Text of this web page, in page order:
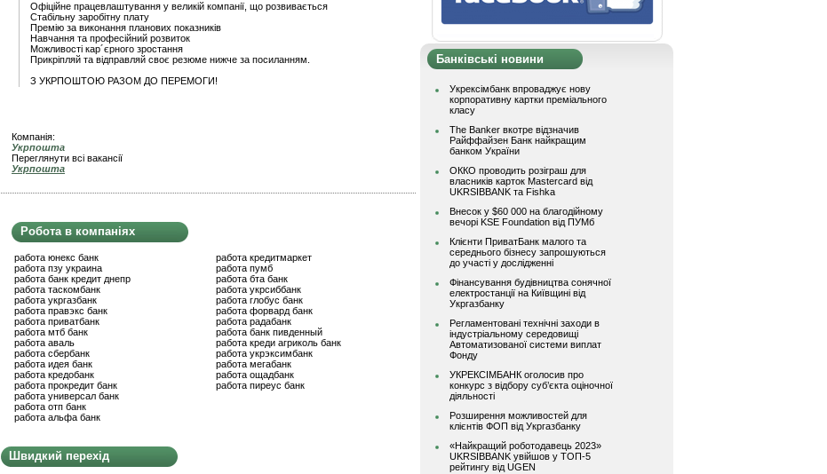
Офіційне працевлаштування у великій компанії, що розвивається
Стабільну заробітну плату
Премію за виконання планових показників
Навчання та професійний розвиток
Можливості кар´єрного зростання
Прикріпляй та відправляй своє резюме нижче за посиланням.
З УКРПОШТОЮ РАЗОМ ДО ПЕРЕМОГИ!
Компанія:
Укрпошта
Переглянути всі вакансії
Укрпошта
Робота в компаніях
работа юнекс банк
работа пзу украина
работа банк кредит днепр
работа таскомбанк
работа укргазбанк
работа правэкс банк
работа приватбанк
работа мтб банк
работа аваль
работа сбербанк
работа идея банк
работа кредобанк
работа прокредит банк
работа универсал банк
работа отп банк
работа альфа банк
работа кредитмаркет
работа пумб
работа бта банк
работа укрсиббанк
работа глобус банк
работа форвард банк
работа радабанк
работа банк пивденный
работа креди агриколь банк
работа укрэксимбанк
работа мегабанк
работа ощадбанк
работа пиреус банк
Швидкий перехід
Банківські новини
Укрексімбанк впроваджує нову
корпоративну картки преміального
класу
The Banker вкотре відзначив
Райффайзен Банк найкращим
банком України
ОККО проводить розіграш для
власників карток Mastercard від
UKRSIBBANK та Fishka
Внесок у $60 000 на благодійному
вечорі KSE Foundation від ПУМб
Клієнти ПриватБанк малого та
середнього бізнесу запрошуються
до участі у дослідженні
Фінансування будівництва сонячної
електростанції на Київщині від
Укргазбанку
Регламентовані технічні заходи в
індустріальному середовищі
Автоматизованої системи виплат
Фонду
УКРЕКСІМБАНК оголосив про
конкурс з відбору суб’єкта оціночної
діяльності
Розширення можливостей для
клієнтів ФОП від Укргазбанку
«Найкращий роботодавець 2023»
UKRSIBBANK увійшов у ТОП-5
рейтингу від UGEN